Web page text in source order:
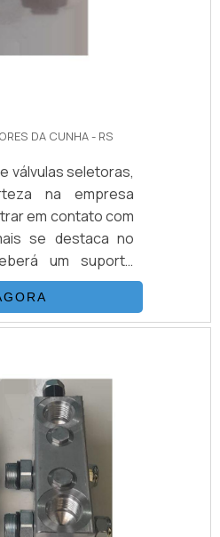
DA CUNHA - RS
válvulas seletoras,
na empresa
em contato com
se destaca no
um suporte
dúvidas
o
com a melhor
eficaz em todo o